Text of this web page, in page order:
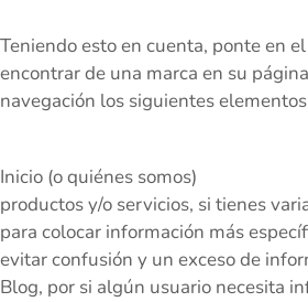
Teniendo esto en cuenta, ponte en
encontrar de una marca en su
navegación los siguientes
Inicio (o quiénes somos)
productos y/o servicios, si tienes
para colocar información más
evitar confusión y un exceso de
Blog, por si algún usuario necesita